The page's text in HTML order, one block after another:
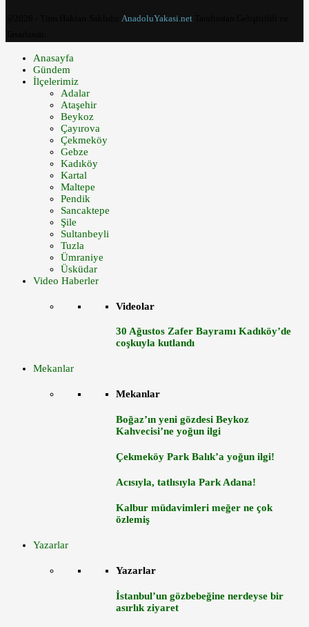
AnadoluYakasi.net
Anasayfa
Gündem
İlçelerimiz
Adalar
Ataşehir
Beykoz
Çayırova
Çekmeköy
Gebze
Kadıköy
Kartal
Maltepe
Pendik
Sancaktepe
Şile
Sultanbeyli
Tuzla
Ümraniye
Üsküdar
Video Haberler
Videolar
30 Ağustos Zafer Bayramı Kadıköy’de
coşkuyla kutlandı
Mekanlar
Mekanlar
Boğaz’ın yeni gözdesi Beykoz
Kahvecisi’ne yoğun ilgi
Çekmeköy Park Balık’a yoğun ilgi!
Acısıyla, tatlısıyla Park Adana!
Kalbur müdavimleri meğer ne çok
özlemiş
Yazarlar
Yazarlar
İstanbul’un gözbebeğine nerdeyse bir
asırlık ziyaret